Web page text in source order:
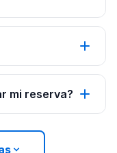
mi reserva?